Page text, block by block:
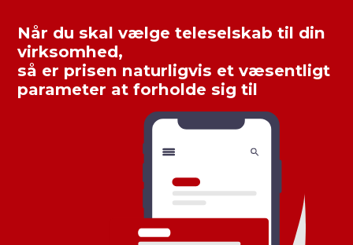
Når du skal vælge teleselskab til din
virksomhed,
så er prisen naturligvis et væsentligt
parameter at forholde sig til